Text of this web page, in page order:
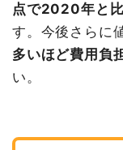
点で2020年と
す。今後さらに
多いほど費用負
い。